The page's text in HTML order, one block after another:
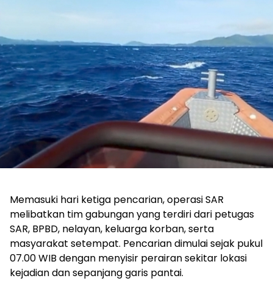
Memasuki hari ketiga pencarian, operasi SAR
melibatkan tim gabungan yang terdiri dari petugas
SAR, BPBD, nelayan, keluarga korban, serta
masyarakat setempat. Pencarian dimulai sejak pukul
07.00 WIB dengan menyisir perairan sekitar lokasi
kejadian dan sepanjang garis pantai.